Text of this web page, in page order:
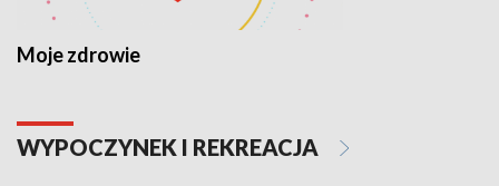
Moje zdrowie
WYPOCZYNEK I REKREACJA